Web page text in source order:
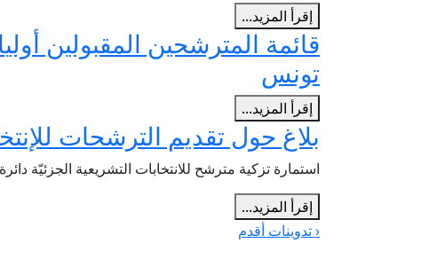
إقرأ المزيد...
قائمة المترشحين المقبولين
تونس
إقرأ المزيد...
بلاغ حول تقديم الترشحات
استمارة تزكية مترشح للانتخابات التشريعية الجزئيّة
إقرأ المزيد...
‹ تدوينات أقدم